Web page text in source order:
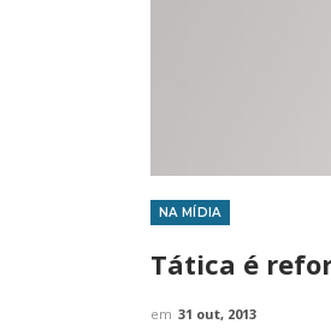
NA MÍDIA
Tática é
em 31 out, 2013